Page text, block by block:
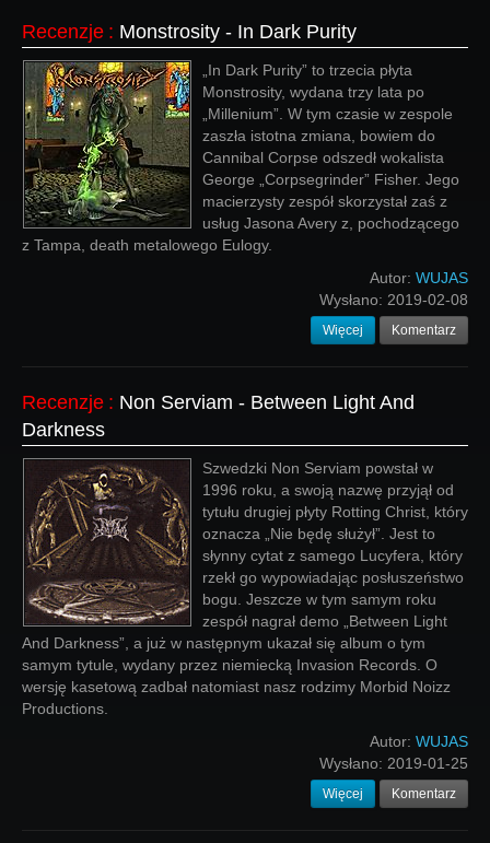
Recenzje : Monstrosity - In Dark Purity
„In Dark Purity” to trzecia płyta
Monstrosity, wydana trzy lata po
„Millenium”. W tym czasie w zespole
zaszła istotna zmiana, bowiem do
Cannibal Corpse odszedł wokalista
George „Corpsegrinder” Fisher. Jego
macierzysty zespół skorzystał zaś z
usług Jasona Avery z, pochodzącego
z Tampa, death metalowego Eulogy.
Autor: WUJAS
Wysłano: 2019-02-08
Więcej Komentarz
Recenzje : Non Serviam - Between Light And
Darkness
Szwedzki Non Serviam powstał w
1996 roku, a swoją nazwę przyjął od
tytułu drugiej płyty Rotting Christ, który
oznacza „Nie będę służył”. Jest to
słynny cytat z samego Lucyfera, który
rzekł go wypowiadając posłuszeństwo
bogu. Jeszcze w tym samym roku
zespół nagrał demo „Between Light
And Darkness”, a już w następnym ukazał się album o tym
samym tytule, wydany przez niemiecką Invasion Records. O
wersję kasetową zadbał natomiast nasz rodzimy Morbid Noizz
Productions.
Autor: WUJAS
Wysłano: 2019-01-25
Więcej Komentarz